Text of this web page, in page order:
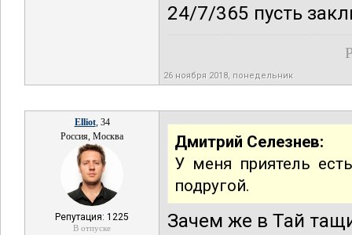
24/7/365 пусть
26 ноября 2018, понедельник
Elliot, 34
Россия, Москва
Репутация: 1225
В отпуске
Дмитрий Селезнев:
У меня приятель
подругой.
Зачем же в Тай